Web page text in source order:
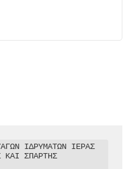
ΙΔΡΥΜΑΤΩΝ ΙΕΡΑΣ
ΚΑΙ ΣΠΑΡΤΗΣ